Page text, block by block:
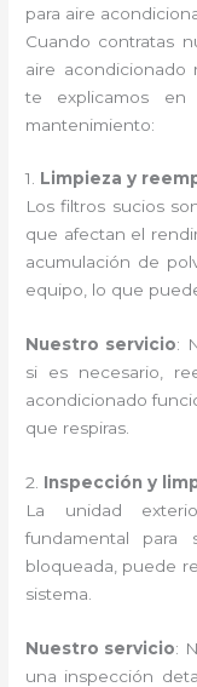
para aire
Cuando contratas
aire acondicionado
te explicamos
mantenimiento:
1. Limpieza y
Los filtros sucios
que afectan el
acumulación de
equipo, lo que
Nuestro servicio:
si es necesario,
acondicionado
que respiras.
2. Inspección y
La unidad
fundamental para
bloqueada, puede
sistema.
Nuestro servicio:
una inspección